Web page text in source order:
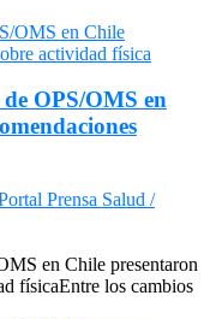
OPS/OMS en
Prensa Salud /
en Chile presentaron
físicaEntre los cambios